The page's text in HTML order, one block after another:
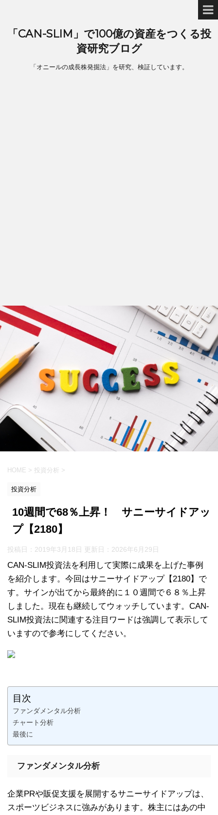
「CAN-SLIM」で100億の資産をつくる投
資研究ブログ
「オニールの成長株発掘法」を研究、検証しています。
HOME > 投資分析 >
投資分析
10週間で68％上昇！ サニーサイドアッ
プ【2180】
投稿日：2019年3月18日 更新日： 2026年6月29日
CAN-SLIM投資法を利用して実際に成果を上げた事例
を紹介します。今回はサニーサイドアップ【2180】で
す。サインが出てから最終的に１０週間で６８％上昇
しました。現在も継続してウォッチしています。CAN-
SLIM投資法に関連する注目ワードは強調して表示して
いますので参考にしてください。
目次
ファンダメンタル分析
チャート分析
最後に
ファンダメンタル分析
企業PRや販促支援を展開するサニーサイドアップは、
スポーツビジネスに強みがあります。株主にはあの中